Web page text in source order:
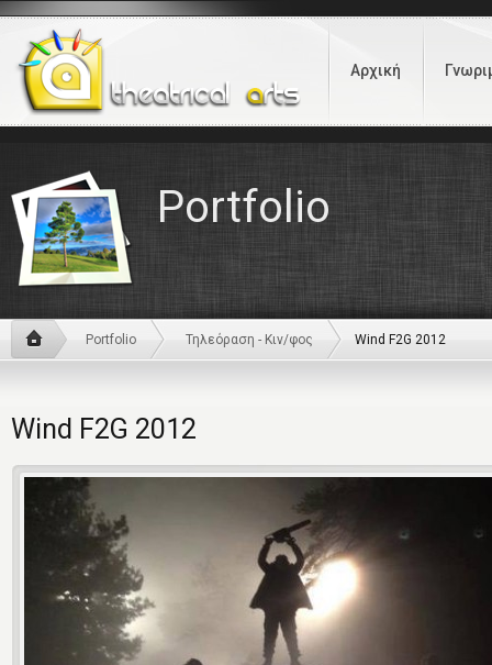
Αρχική
Portfolio
Portfolio Τηλεόραση - Κιν/φος Wind F2G 2012
Wind F2G 2012